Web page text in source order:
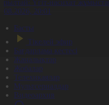
Үгіт-насихат
20:01
Басты
Тікелей эфир
Бағдарлама кестесі
Жаңалықтар
Жобалар
Телехикаялар
Мультсериалдар
Видеоархив